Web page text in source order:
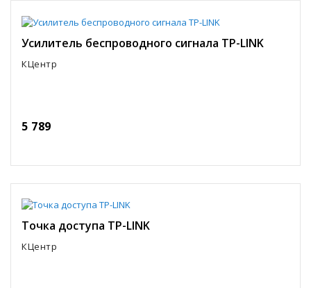
Усилитель беспроводного сигнала TP-LINK
КЦентр
5 789
Точка доступа TP-LINK
КЦентр